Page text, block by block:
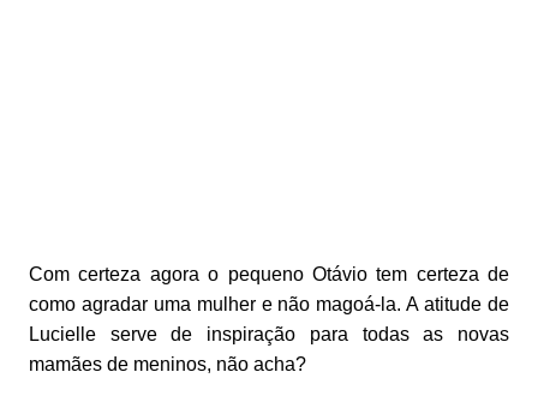
Com certeza agora o pequeno Otávio tem certeza de
como agradar uma mulher e não magoá-la. A atitude de
Lucielle serve de inspiração para todas as novas
mamães de meninos, não acha?